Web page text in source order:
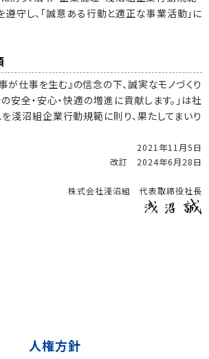
守し、「誠意ある行動と適正な事業活動」に
が仕事を生む』の信念の下、誠実なモノづくり
の安全・安心・快適の増進に貢献します。」は社
淺沼組企業行動規範に則り、果たしてまいり
2021年11月5日
改訂 2024年6月28日
株式会社淺沼組 代表取締役社長
人権方針